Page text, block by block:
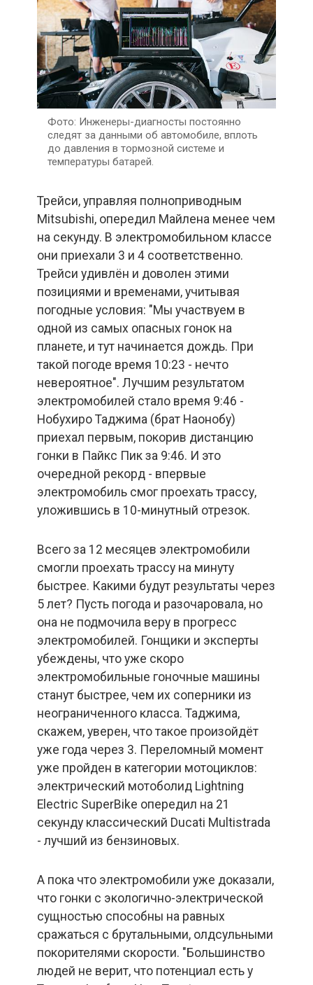
Инженеры-диагносты постоянно
следят за данными об автомобиле, вплоть
до давления в тормозной системе и
температуры батарей.
Трейси, управляя полноприводным
Mitsubishi, опередил Майлена менее чем
на секунду. В электромобильном классе
они приехали 3 и 4 соответственно.
Трейси удивлён и доволен этими
позициями и временами, учитывая
погодные условия: "Мы участвуем в
одной из самых опасных гонок на
планете, и тут начинается дождь. При
такой погоде время 10:23 - нечто
невероятное". Лучшим результатом
электромобилей стало время 9:46 -
Нобухиро Таджима (брат Наонобу)
приехал первым, покорив дистанцию
гонки в Пайкс Пик за 9:46. И это
очередной рекорд - впервые
электромобиль смог проехать трассу,
уложившись в 10-минутный отрезок.
Всего за 12 месяцев электромобили
смогли проехать трассу на минуту
быстрее. Какими будут результаты через
5 лет? Пусть погода и разочаровала, но
она не подмочила веру в прогресс
электромобилей. Гонщики и эксперты
убеждены, что уже скоро
электромобильные гоночные машины
станут быстрее, чем их соперники из
неограниченного класса. Таджима,
скажем, уверен, что такое произойдёт
уже года через 3. Переломный момент
уже пройден в категории мотоциклов:
электрический мотоболид Lightning
Electric SuperBike опередил на 21
секунду классический Ducati Multistrada
- лучший из бензиновых.
А пока что электромобили уже доказали,
что гонки с экологично-электрической
сущностью способны на равных
сражаться с брутальными, олдсульными
покорителями скорости. "Большинство
людей не верит, что потенциал есть у